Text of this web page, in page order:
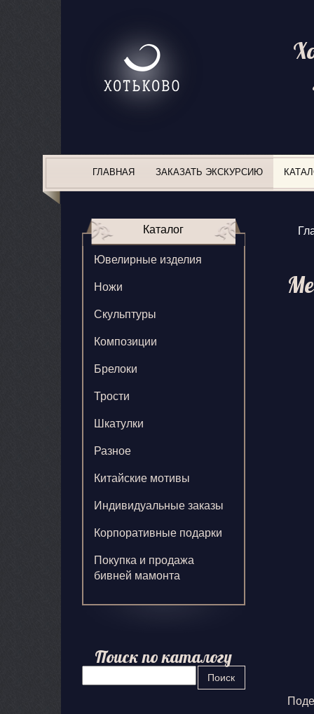
ГЛАВНАЯ ЗАКАЗАТЬ ЭКСКУРСИЮ
Каталог
Ювелирные изделия
Ножи
Скульптуры
Композиции
Брелоки
Трости
Шкатулки
Разное
Китайские мотивы
Индивидуальные заказы
Корпоративные подарки
Покупка и продажа
бивней мамонта
Поиск по каталогу
Поиск